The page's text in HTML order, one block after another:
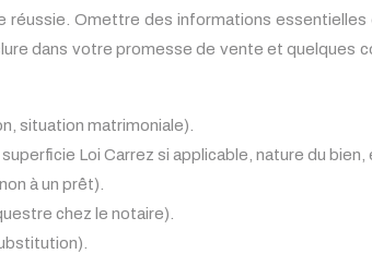
Omettre des informations essentielles
dans votre promesse de vente et quelques
situation matrimoniale).
Loi Carrez si applicable, nature du bien,
à un prêt).
chez le notaire).